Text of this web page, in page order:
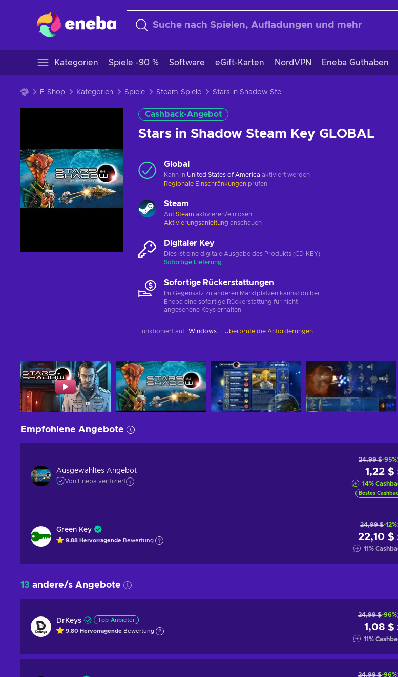
Kategorien Spiele -90 % Software eGift-Karten NordVPN Eneba Guthaben
E-Shop Kategorien Spiele Steam-Spiele Stars in Shadow Steam Key GLOBAL
Cashback-Angebot
Stars in Shadow Steam Key GLOBAL
Global
Kann in United States of America aktiviert werden
Regionale Einschränkungen prüfen
Steam
Auf Steam aktivieren/einlösen
Aktivierungsanleitung anschauen
Digitaler Key
Dies ist eine digitale Ausgabe des Produkts (CD-KEY)
Sofortige Lieferung
Sofortige Rückerstattungen
Im Gegensatz zu anderen Marktplätzen kannst du bei
Eneba eine sofortige Rückerstattung für nicht
angesehene Keys erhalten.
Funktioniert auf: Windows Überprüfe die Anforderungen
Empfohlene Angebote
Ausgewähltes Angebot
Von Eneba verifiziert
24,99 $-95%
1,22 $
14%
Bestes
Green Key
9.88 Hervorragende Bewertung
24,99 $-12%
22,10 $
11%
13 andere/s Angebote
DrKeys Top-Anbieter
9.80 Hervorragende Bewertung
24,99 $-96%
1,08 $
11%
24,99 $-96%